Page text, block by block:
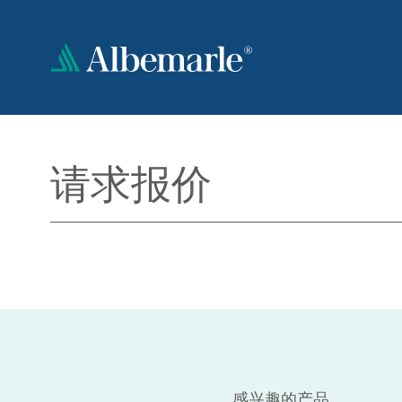
内
请求报价